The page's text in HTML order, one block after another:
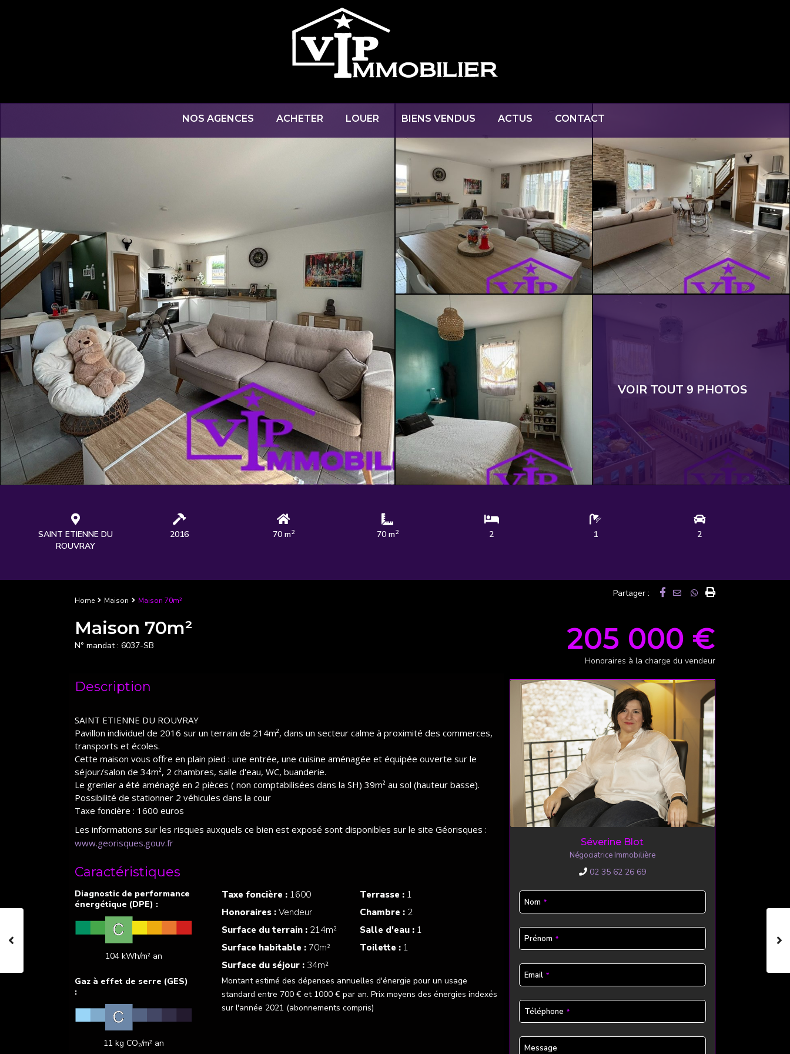
NOS AGENCES ACHETER LOUER BIENS VENDUS ACTUS CONTACT
VOIR TOUT 9 PHOTOS
SAINT ETIENNE DU
ROUVRAY
2016 70 m2 70 m2 2 1 2
Home Maison Maison 70m²
Maison 70m²
N° mandat : 6037-SB
Partager :
205 000 €
Honoraires à la charge du vendeur
Description
SAINT ETIENNE DU ROUVRAY
Pavillon individuel de 2016 sur un terrain de 214m², dans un secteur calme à proximité des commerces,
transports et écoles.
Cette maison vous offre en plain pied : une entrée, une cuisine aménagée et équipée ouverte sur le
séjour/salon de 34m², 2 chambres, salle d'eau, WC, buanderie.
Le grenier a été aménagé en 2 pièces ( non comptabilisées dans la SH) 39m² au sol (hauteur basse).
Possibilité de stationner 2 véhicules dans la cour
Taxe foncière : 1600 euros
Les informations sur les risques auxquels ce bien est exposé sont disponibles sur le site Géorisques :
www.georisques.gouv.fr
Caractéristiques
104 kWh/m² an
11 kg CO₂/m² an
Taxe foncière : 1600
Honoraires :Vendeur
Surface du terrain : 214m²
Surface habitable : 70m²
Surface du séjour : 34m²
Terrasse : 1
Chambre : 2
Salle d'eau : 1
Toilette : 1
Montant estimé des dépenses annuelles d'énergie pour un usage
standard entre 700 € et 1000 € par an. Prix moyens des énergies indexés
sur l'année 2021 (abonnements compris)
Séverine Blot
Négociatrice Immobilière
02 35 62 26 69
Nom *
Prénom *
Business
Email
Email *
Téléphone *
Message